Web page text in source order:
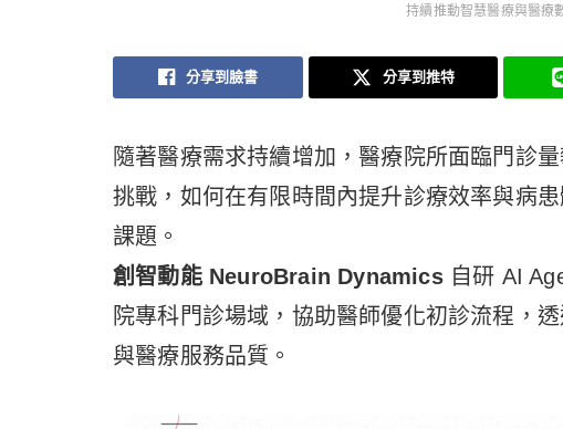
持續推動智慧醫療與醫療
分享到臉書 分享到推特
隨著醫療需求持續增加，醫療院所面臨門診
挑戰，如何在有限時間內提升診療效率與病
課題。
創智動能 NeuroBrain Dynamics自研 AI
院專科門診場域，協助醫師優化初診流程，
與醫療服務品質。